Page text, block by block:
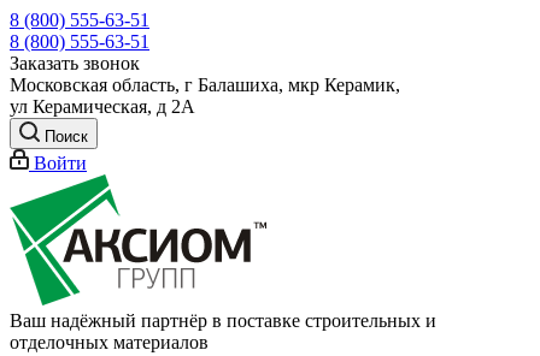
8 (800) 555-63-51
8 (800) 555-63-51
Заказать звонок
Московская область, г Балашиха, мкр Керамик,
ул Керамическая, д 2А
Поиск
Войти
Ваш надёжный партнёр в поставке строительных и
отделочных материалов